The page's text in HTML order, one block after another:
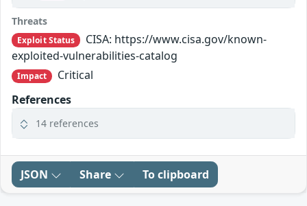
Threats
Exploit Status
CISA: https://www.cisa.gov/known-
exploited-vulnerabilities-catalog
Impact
Critical
References
14 references
JSON Share To clipboard